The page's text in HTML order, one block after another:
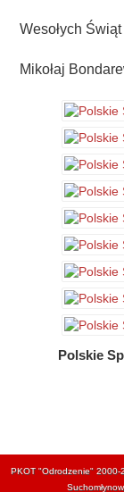
Wesołych
Mikołaj
Polskie
PKOT "Odrodzenie" 2000-